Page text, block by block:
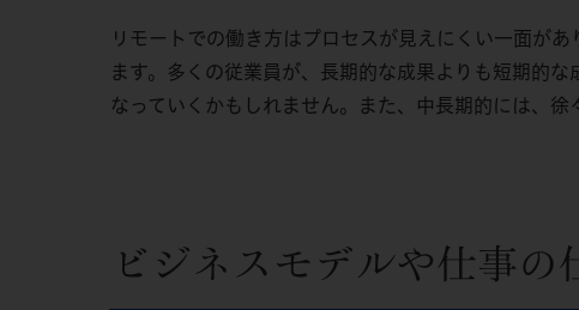
リモートでの働き方はプロセスが見えにくい一面が
ます。多くの従業員が、長期的な成果よりも短期的
なっていくかもしれません。また、中長期的には、徐
ビジネスモデルや仕事の